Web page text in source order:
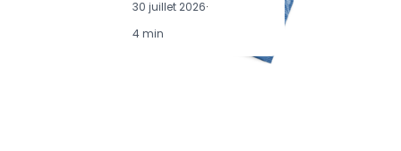
30 juillet 2026·
4 min